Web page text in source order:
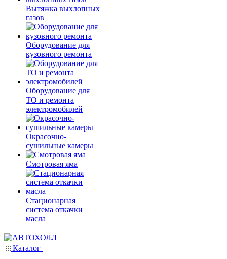
Вытяжка выхлопных
газов
Оборудование для
кузовного ремонта
Оборудование для
ТО и ремонта
электромобилей
Окрасочно-
сушильные камеры
Смотровая яма
Стационарная
система откачки
масла
Каталог